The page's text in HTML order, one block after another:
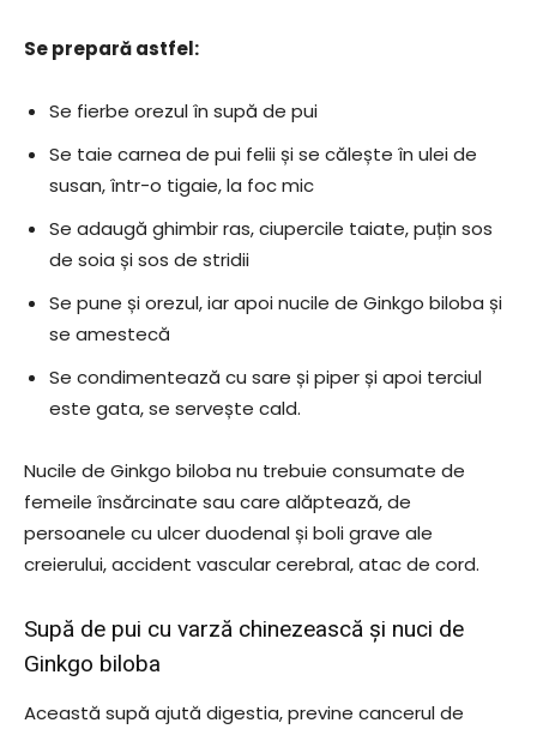
Se prepară astfel:
Se fierbe orezul în supă de pui
Se taie carnea de pui felii și se călește în ulei de
susan, într-o tigaie, la foc mic
Se adaugă ghimbir ras, ciupercile taiate, puțin sos
de soia și sos de stridii
Se pune și orezul, iar apoi nucile de Ginkgo biloba și
se amestecă
Se condimentează cu sare și piper și apoi terciul
este gata, se servește cald.
Nucile de Ginkgo biloba nu trebuie consumate de
femeile însărcinate sau care alăptează, de
persoanele cu ulcer duodenal și boli grave ale
creierului, accident vascular cerebral, atac de cord.
Supă de pui cu varză chinezească și nuci de
Ginkgo biloba
Această supă ajută digestia, previne cancerul de